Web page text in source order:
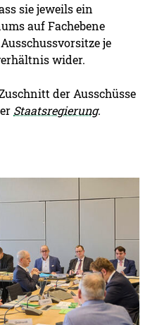
sie jeweils ein
auf Fachebene
je
wider.
der Ausschüsse
Staatsregierung.